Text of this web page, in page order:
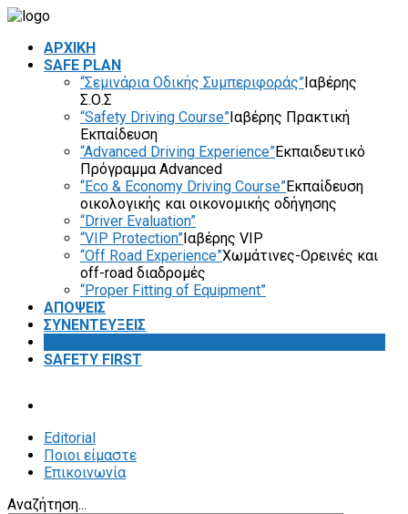
ΑΡΧΙΚΗ
SAFE PLAN
“Σεμινάρια Οδικής Συμπεριφοράς”Ιαβέρης
Σ.Ο.Σ
“Safety Driving Course”Ιαβέρης Πρακτική
Εκπαίδευση
“Advanced Driving Experience”Εκπαιδευτικό
Πρόγραμμα Advanced
“Eco & Economy Driving Course”Εκπαίδευση
οικολογικής και οικονομικής οδήγησης
“Driver Evaluation”
“VIP Protection”Ιαβέρης VIP
“Off Road Experience”Χωμάτινες-Ορεινές και
off-road διαδρομές
“Proper Fitting of Equipment”
ΑΠΟΨΕΙΣ
ΣΥΝΕΝΤΕΥΞΕΙΣ
SAFETY FIRST
Editorial
Ποιοι είμαστε
Επικοινωνία
Αναζήτηση...